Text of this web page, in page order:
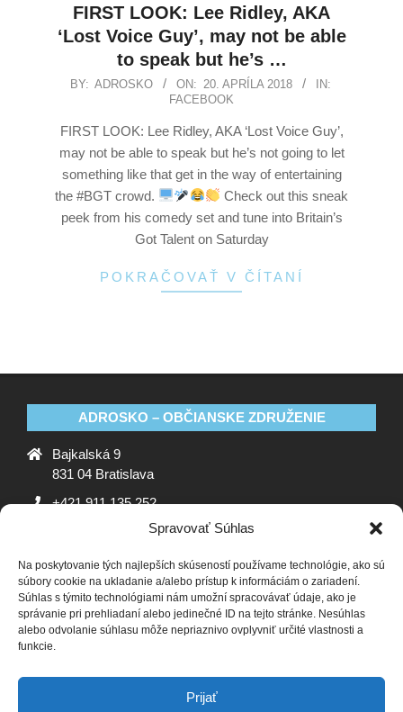
Spravovať Súhlas
Na poskytovanie tých najlepších skúseností používame technológie, ako sú
súbory cookie na ukladanie a/alebo prístup k informáciám o zariadení.
Súhlas s týmito technológiami nám umožní spracovávať údaje, ako je
správanie pri prehliadaní alebo jedinečné ID na tejto stránke. Nesúhlas
alebo odvolanie súhlasu môže nepriaznivo ovplyvniť určité vlastnosti a
funkcie.
Prijať
FIRST LOOK: Lee Ridley, AKA
‘Lost Voice Guy’, may not be able
to speak but he’s …
BY: ADROSKO ON: 20. APRÍLA 2018
IN:
FACEBOOK
FIRST LOOK: Lee Ridley, AKA ‘Lost Voice Guy’,
may not be able to speak but he’s not going to let
something like that get in the way of entertaining
the #BGT crowd.
Check out this sneak
peek from his comedy set and tune into Britain’s
Got Talent on Saturday
POKRAČOVAŤ V ČÍTANÍ
ADROSKO – OBČIANSKE ZDRUŽENIE
Bajkalská 9
831 04 Bratislava
+421 911 135 252
ADROSKO
Stanovy OZ Ochrana osobných údajov
Zásady
používania súborov cookie (EÚ)
Vyhlásenie o ochrane
osobných údajov (EU)
SLEDUJTE NÁS